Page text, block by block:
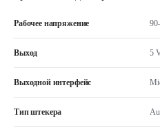
Рабочее напряжение
Выход 5
Выходной интерфейс
Тип штекера